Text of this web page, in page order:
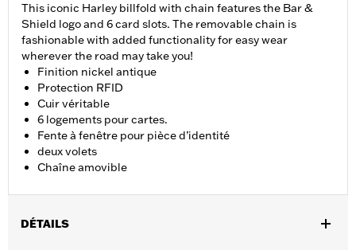
This iconic Harley billfold with chain features the Bar &
Shield logo and 6 card slots. The removable chain is
fashionable with added functionality for easy wear
wherever the road may take you!
Finition nickel antique
Protection RFID
Cuir véritable
6 logements pour cartes.
Fente à fenêtre pour pièce d’identité
deux volets
Chaîne amovible
DÉTAILS